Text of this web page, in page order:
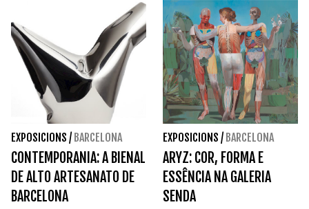
EXPOSICIONS / BARCELONA
CONTEMPORANIA: A BIENAL
DE ALTO ARTESANATO DE
BARCELONA
EXPOSICIONS / BARCELONA
ARYZ: COR, FORMA E
ESSÊNCIA NA GALERIA
SENDA